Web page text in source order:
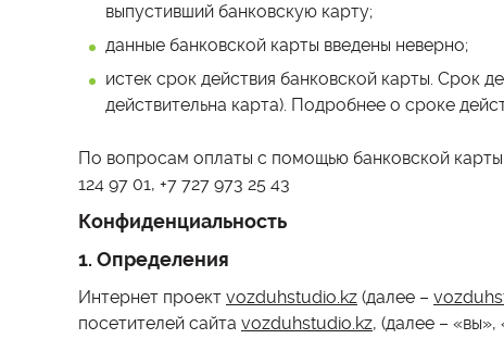
выпустивший банковскую карту;
данные банковской карты введены неверно;
истек срок действия банковской карты. Срок
действительна карта). Подробнее о сроке
По вопросам оплаты с помощью банковской
124 97 01, +7 727 973 25 43
Конфиденциальность
1. Определения
Интернет проект vozduhstudio.kz (далее –
посетителей сайта vozduhstudio.kz, (далее –